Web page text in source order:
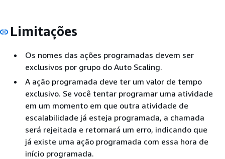
Limitações
Os nomes das ações programadas devem ser
exclusivos por grupo do Auto Scaling.
A ação programada deve ter um valor de tempo
exclusivo. Se você tentar programar uma atividade
em um momento em que outra atividade de
escalabilidade já esteja programada, a chamada
será rejeitada e retornará um erro, indicando que
já existe uma ação programada com essa hora de
início programada.